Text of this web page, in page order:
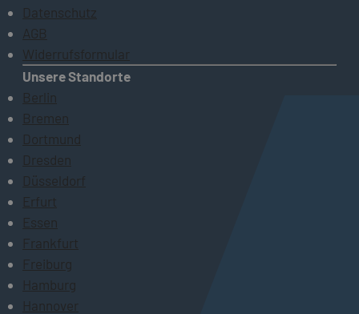
Datenschutz
AGB
Widerrufsformular
Unsere Standorte
Berlin
Bremen
Dortmund
Dresden
Düsseldorf
Erfurt
Essen
Frankfurt
Freiburg
Hamburg
Hannover